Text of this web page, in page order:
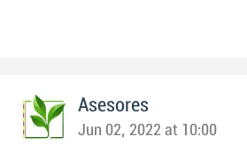
Asesores
Jun 02, 2022 at 10:00